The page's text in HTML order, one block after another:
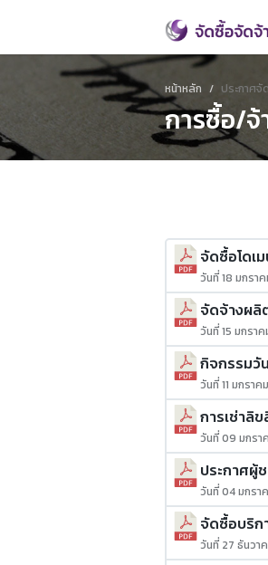
หน้าหลัก ประกาศ
การซื้อ/จ้
จัดซื้อโดเ
วันที่ 18 มกรา
จัดจ้างผลิ
วันที่ 15 มกรา
กิจกรรมวั
วันที่ 11 มกรา
การเช่าลิ
วันที่ 09 มกรา
ประกาศผู้
วันที่ 04 มกรา
จัดซื้อบริก
วันที่ 27 ธันวา